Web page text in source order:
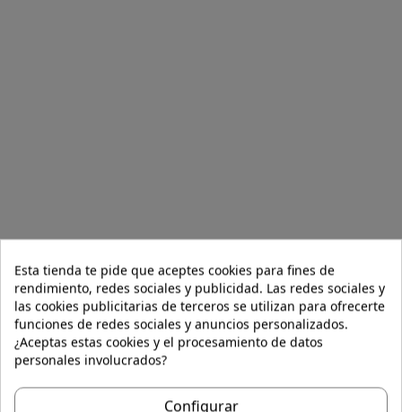
Esta tienda te pide que aceptes cookies para fines de
rendimiento, redes sociales y publicidad. Las redes sociales y
las cookies publicitarias de terceros se utilizan para ofrecerte
funciones de redes sociales y anuncios personalizados.
¿Aceptas estas cookies y el procesamiento de datos
personales involucrados?
Configurar